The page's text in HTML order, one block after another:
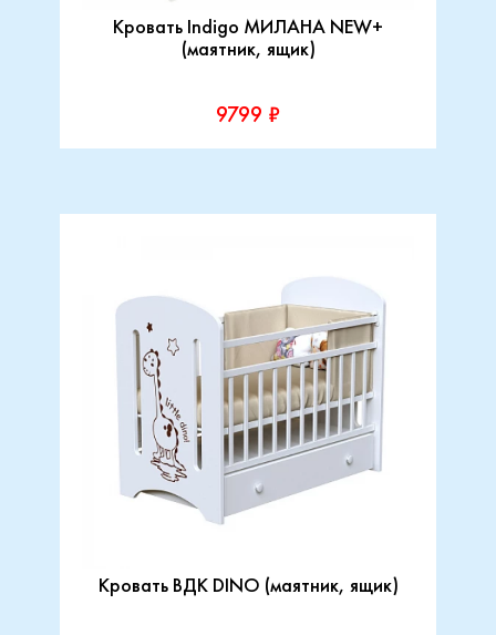
Кровать Indigo МИЛАНА NEW+
(маятник, ящик)
9799 ₽
Кровать ВДК DINO (маятник, ящик)